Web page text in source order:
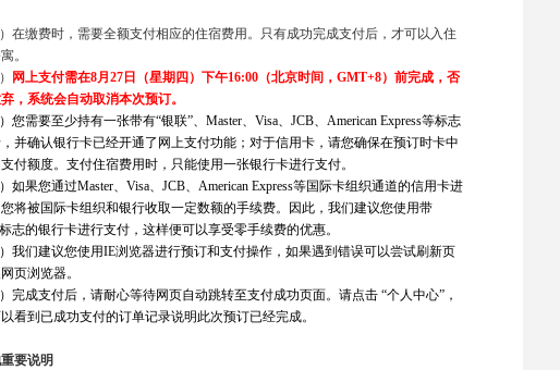
）在缴费时，需要全额支付相应的住宿费用。只有成功完成支付后，才可以入住
。
网上支付需在8月27日（星期四）下午16:00（北京时间，GMT+8）前完成，否
，系统会自动取消本次预订。
）您需要至少持有一张带有“银联”、Master、Visa、JCB、American Express等标志
并确认银行卡已经开通了网上支付功能；对于信用卡，请您确保在预订时卡中
付额度。支付住宿费用时，只能使用一张银行卡进行支付。
）如果您通过Master、Visa、JCB、American Express等国际卡组织通道的信用卡进
将被国际卡组织和银行收取一定数额的手续费。因此，我们建议您使用带
志的银行卡进行支付，这样便可以享受零手续费的优惠。
）我们建议您使用IE浏览器进行预订和支付操作，如果遇到错误可以尝试刷新页
页浏览器。
）完成支付后，请耐心等待网页自动跳转至支付成功页面。请点击 “个人中心”，
看到已成功支付的订单记录说明此次预订已经完成。
要说明